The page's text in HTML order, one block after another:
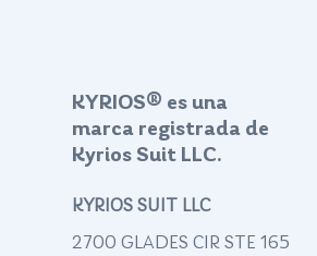
KYRIOS® es una
marca registrada de
Kyrios Suit LLC.
KYRIOS SUIT LLC
2700 GLADES CIR STE 165